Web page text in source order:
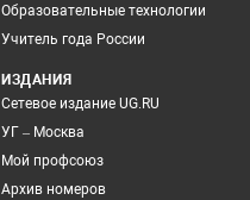
Образовательные технологии
Учитель года России
ИЗДАНИЯ
Сетевое издание UG.RU
УГ – Москва
Мой профсоюз
Архив номеров